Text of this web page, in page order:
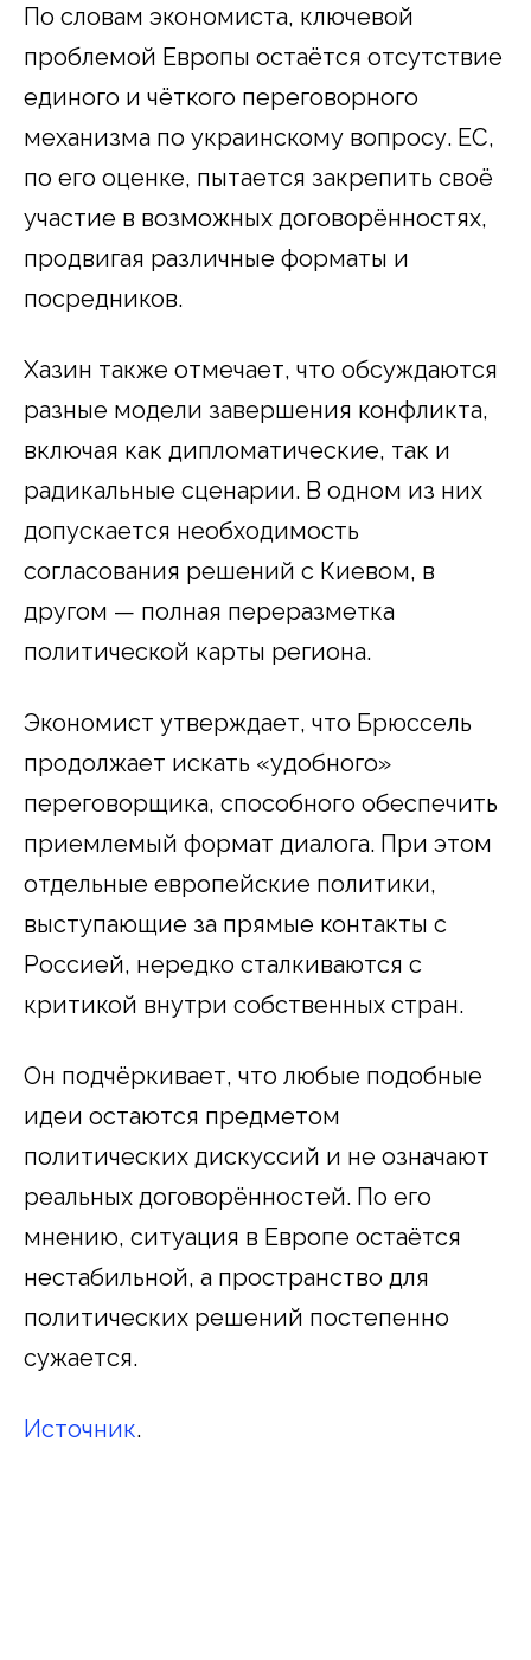
По словам экономиста, ключевой
проблемой Европы остаётся отсутствие
единого и чёткого переговорного
механизма по украинскому вопросу. ЕС,
по его оценке, пытается закрепить своё
участие в возможных договорённостях,
продвигая различные форматы и
посредников.
Хазин также отмечает, что обсуждаются
разные модели завершения конфликта,
включая как дипломатические, так и
радикальные сценарии. В одном из них
допускается необходимость
согласования решений с Киевом, в
другом — полная переразметка
политической карты региона.
Экономист утверждает, что Брюссель
продолжает искать «удобного»
переговорщика, способного обеспечить
приемлемый формат диалога. При этом
отдельные европейские политики,
выступающие за прямые контакты с
Россией, нередко сталкиваются с
критикой внутри собственных стран.
Он подчёркивает, что любые подобные
идеи остаются предметом
политических дискуссий и не означают
реальных договорённостей. По его
мнению, ситуация в Европе остаётся
нестабильной, а пространство для
политических решений постепенно
сужается.
Источник.